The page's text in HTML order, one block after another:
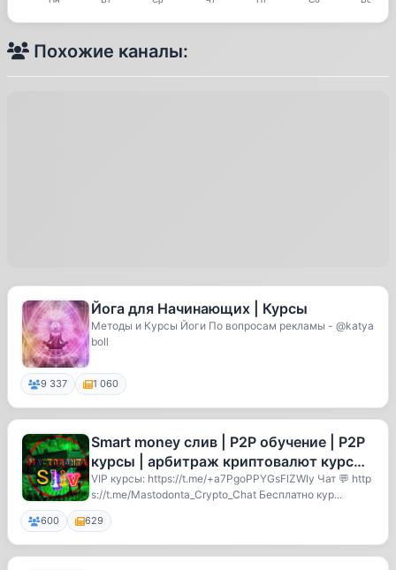
Похожие каналы:
Йога для Начинающих | Курсы
Методы и Курсы Йоги По вопросам рекламы - @katya
boll
9 337 1 060
Smart money слив | P2P обучение | P2P
курсы | арбитраж криптовалют курсы |
Скальпинг курсы | Смарт М
VIP курсы: https://t.me/+a7PgoPPYGsFlZWIy Чат 💬 http
s://t.me/Mastodonta_Crypto_Chat Бесплатно кур...
600 629